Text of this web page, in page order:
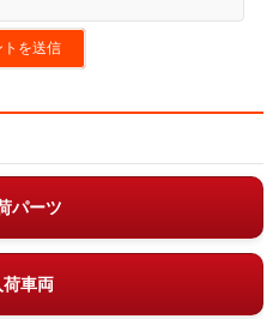
パーツ
荷車両